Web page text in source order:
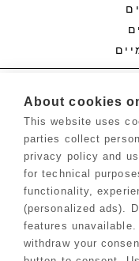
About cookies
This website uses
parties collect
privacy policy and
for technical
functionality,
(personalized ads).
features
withdraw your